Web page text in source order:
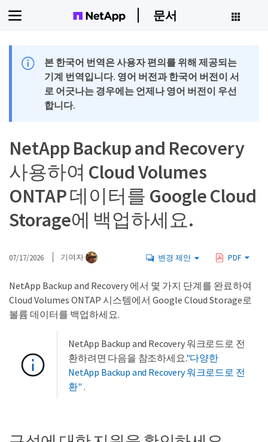
문서
본 한국어 번역은 사용자 편의를 위해 제공되는
기계 번역입니다. 영어 버전과 한국어 버전이 서
로 어긋나는 경우에는 언제나 영어 버전이 우선
합니다.
NetApp Backup and Recovery
사용하여 Cloud Volumes
ONTAP 데이터를 Google Cloud
Storage에 백업하세요.
07/17/2026 기여자 변경 제안 PDF
NetApp Backup and Recovery 에서 몇 가지 단계를 완료하여
Cloud Volumes ONTAP 시스템에서 Google Cloud Storage로
볼륨 데이터를 백업하세요.
NetApp Backup and Recovery 워크로드로 전
환하려면 다음을 참조하세요."다양한
NetApp Backup and Recovery 워크로드로 전
환" .